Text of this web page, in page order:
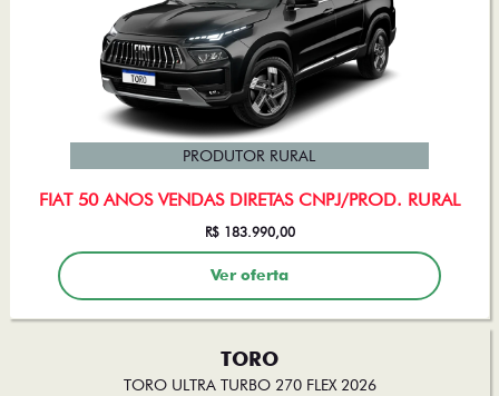
FIAT 50 ANOS VENDAS DIRETAS CNPJ/PROD. RURAL
PRODUTOR RURAL
R$ 183.990,00
Ver oferta
TORO
TORO ULTRA TURBO 270 FLEX 2026